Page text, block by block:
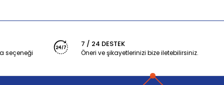
seçeneği
7 / 24 DESTEK
Öneri ve şikayetlerinizi bize iletebilirsiniz.